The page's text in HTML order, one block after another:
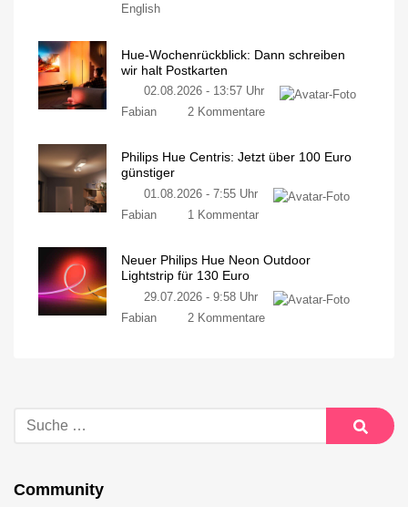
English
Hue-Wochenrückblick: Dann schreiben
wir halt Postkarten
02.08.2026 - 13:57 Uhr
Fabian
2 Kommentare
Philips Hue Centris: Jetzt über 100 Euro
günstiger
01.08.2026 - 7:55 Uhr
Fabian
1 Kommentar
Neuer Philips Hue Neon Outdoor
Lightstrip für 130 Euro
29.07.2026 - 9:58 Uhr
Fabian
2 Kommentare
Community